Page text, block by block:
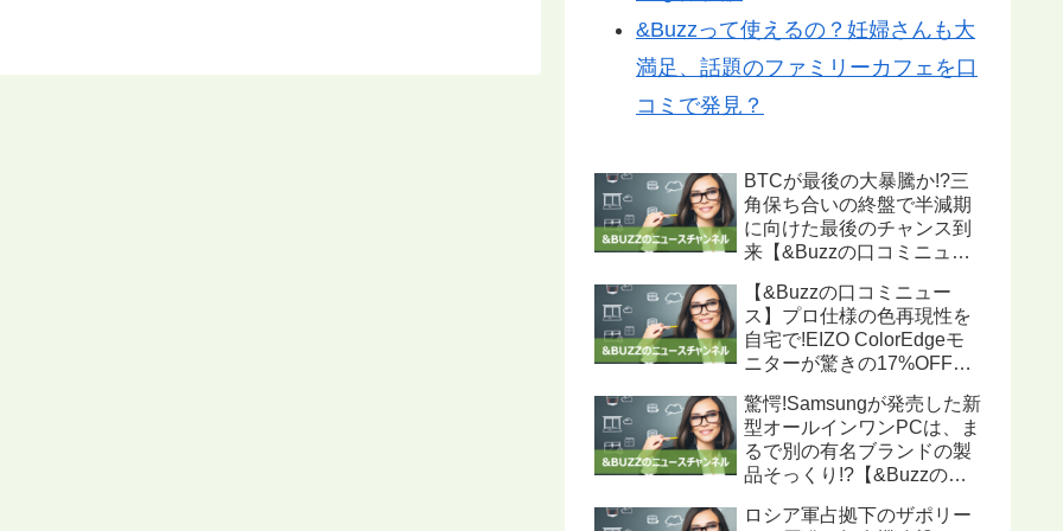
&Buzzって使えるの？妊婦さんも大
満足、話題のファミリーカフェを口
コミで発見？
BTCが最後の大暴騰か!?三
角保ち合いの終盤で半減期
に向けた最後のチャンス到
来【&Buzzの口コミニュー
【&Buzzの口コミニュー
ス】プロ仕様の色再現性を
自宅で!EIZO ColorEdgeモ
ニターが驚きの17%OFF、
ション機能搭載で写真・動
画編集に最適
驚愕!Samsungが発売した新
型オールインワンPCは、ま
るで別の有名ブランドの製
品そっくり!?【&Buzzの口
ロシア軍占拠下のザポリー